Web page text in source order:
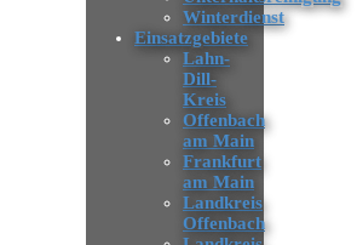
Winterdienst
Einsatzgebiete
Lahn-
Dill-
Kreis
Offenbach
am Main
Frankfurt
am Main
Landkreis
Offenbach